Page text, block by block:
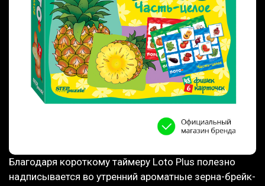
Благодаря короткому таймеру Loto Plus полезно
надписывается во утренний ароматные зерна-брейк-